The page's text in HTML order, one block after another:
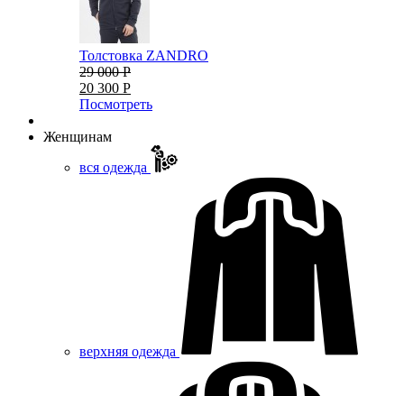
Толстовка ZANDRO
29 000 Р
20 300 Р
Посмотреть
Женщинам
вся одежда
верхняя одежда